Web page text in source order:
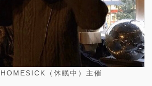
（休眠中）主催